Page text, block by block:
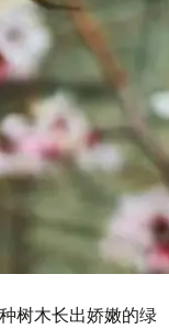
树木长出娇嫩的绿